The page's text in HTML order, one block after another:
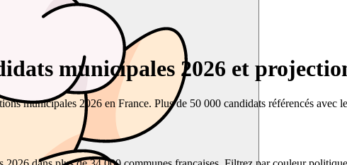
municipales 2026 et
municipales 2026 en France. Plus de 50 000 candidats référencés avec